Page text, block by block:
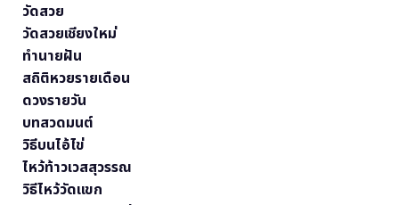
วัดสวย
วัดสวยเชียงใหม่
ทำนายฝัน
สถิติหวยรายเดือน
ดวงรายวัน
บทสวดมนต์
วิธีบนไอ้ไข่
ไหว้ท้าวเวสสุวรรณ
วิธีไหว้วัดแขก